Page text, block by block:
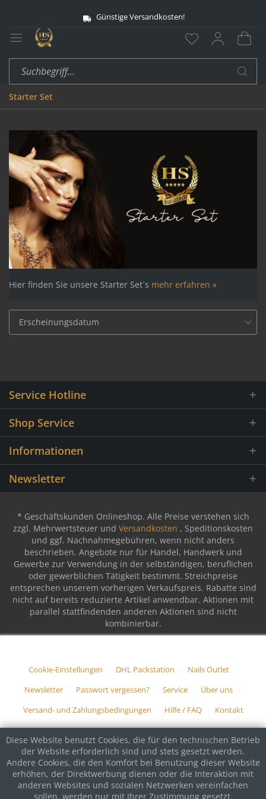
Günstige Versandkosten!
Starter Set
Hier finden Sie unsere Starter Set´s mehr erfahren »
Service Hotline
Shop Service
Informationen
Newsletter
* Geschäftskunden Onlineshop. Alle Preise verstehen sich
zzgl. Mehrwertsteuer und Versandkosten , Speditionskosten
und ggf. Nachnahmegebühren, wenn nicht anders
beschrieben. Angebote nur für Handel, Handwerk und
Gewerbe zur Verwendung in der selbständigen, beruflichen
oder gewerblichen Tätigkeit bestimmt. Streichpreise
entsprechen unserem vorherigen Verkaufspreis. Rabatte sind
nicht auf bereits reduzierte Artikel anwendbar. Aktionen mit
parallel stattfindenden anderen Aktionen sind nicht
kombinierbar.
Cookie-Einstellungen DHL Packstation
Nails Outlet
Newsletter
Passwort vergessen? Service
Über uns
Versand- und Zahlungsbedingungen
Hilfe / FAQ Kontakt
Diese Website benutzt Cookies, die für den technischen Betrieb
der Website erforderlich sind und stets gesetzt werden.
Andere Cookies, die den Komfort bei Benutzung dieser Website
erhöhen, der Direktwerbung dienen oder die Interaktion mit
anderen Websites und sozialen Netzwerken vereinfachen
sollen, werden nur mit Ihrer Zustimmung gesetzt.